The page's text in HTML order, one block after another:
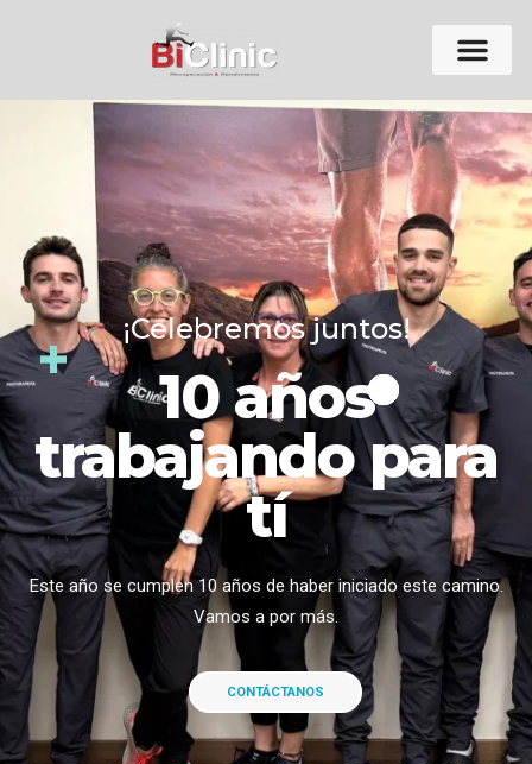
¡Celebremos juntos!
10 años
trabajando para
tí
Este año se cumplen 10 años de haber iniciado este camino.
Vamos a por más.
CONTÁCTANOS